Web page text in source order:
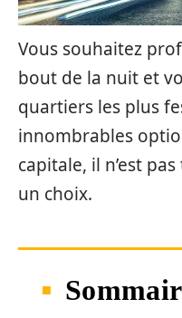
Vous souhaitez
bout de la nuit et
quartiers les plus
innombrables
capitale, il n’est
un choix.